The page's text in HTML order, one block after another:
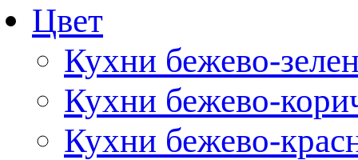
Цвет
Кухни бежево-
Кухни бежево-
Кухни бежево-